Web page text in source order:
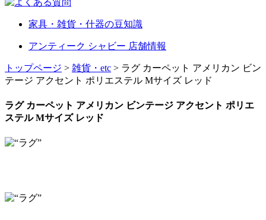
家具・雑貨・什器の豆知識
アンティーク シャビー 店舗情報
トップページ > 雑貨・etc > ラグ カーペット アメリカン ビン
テージ アクセント ポリエステル Mサイズ レッド
ラグ カーペット アメリカン ビンテージ アクセント ポリエ
ステル Mサイズ レッド